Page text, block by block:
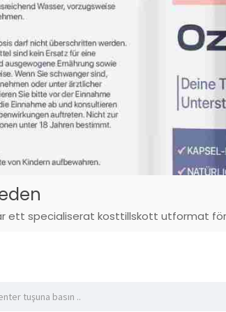
ett specialiserat kosttillskott utformat